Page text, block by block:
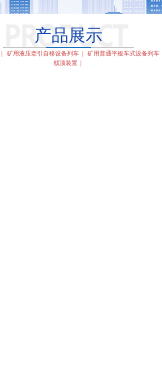
产品展示
矿用液压牵引自移设备列车 矿用普通平板车式设备列车
戗顶装置